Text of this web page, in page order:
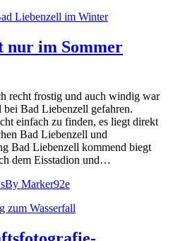
nur im Sommer
recht frostig und auch windig war
Bad Liebenzell gefahren.
einfach zu finden, es liegt direkt
Bad Liebenzell und
Bad Liebenzell kommend biegt
dem Eisstadion und…
By Marker92e